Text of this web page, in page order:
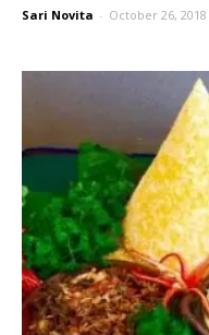
Sari Novita - October 26, 2018